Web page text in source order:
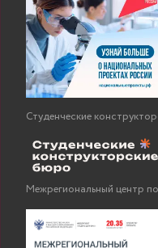
Студенческие
Межрегиональный центр